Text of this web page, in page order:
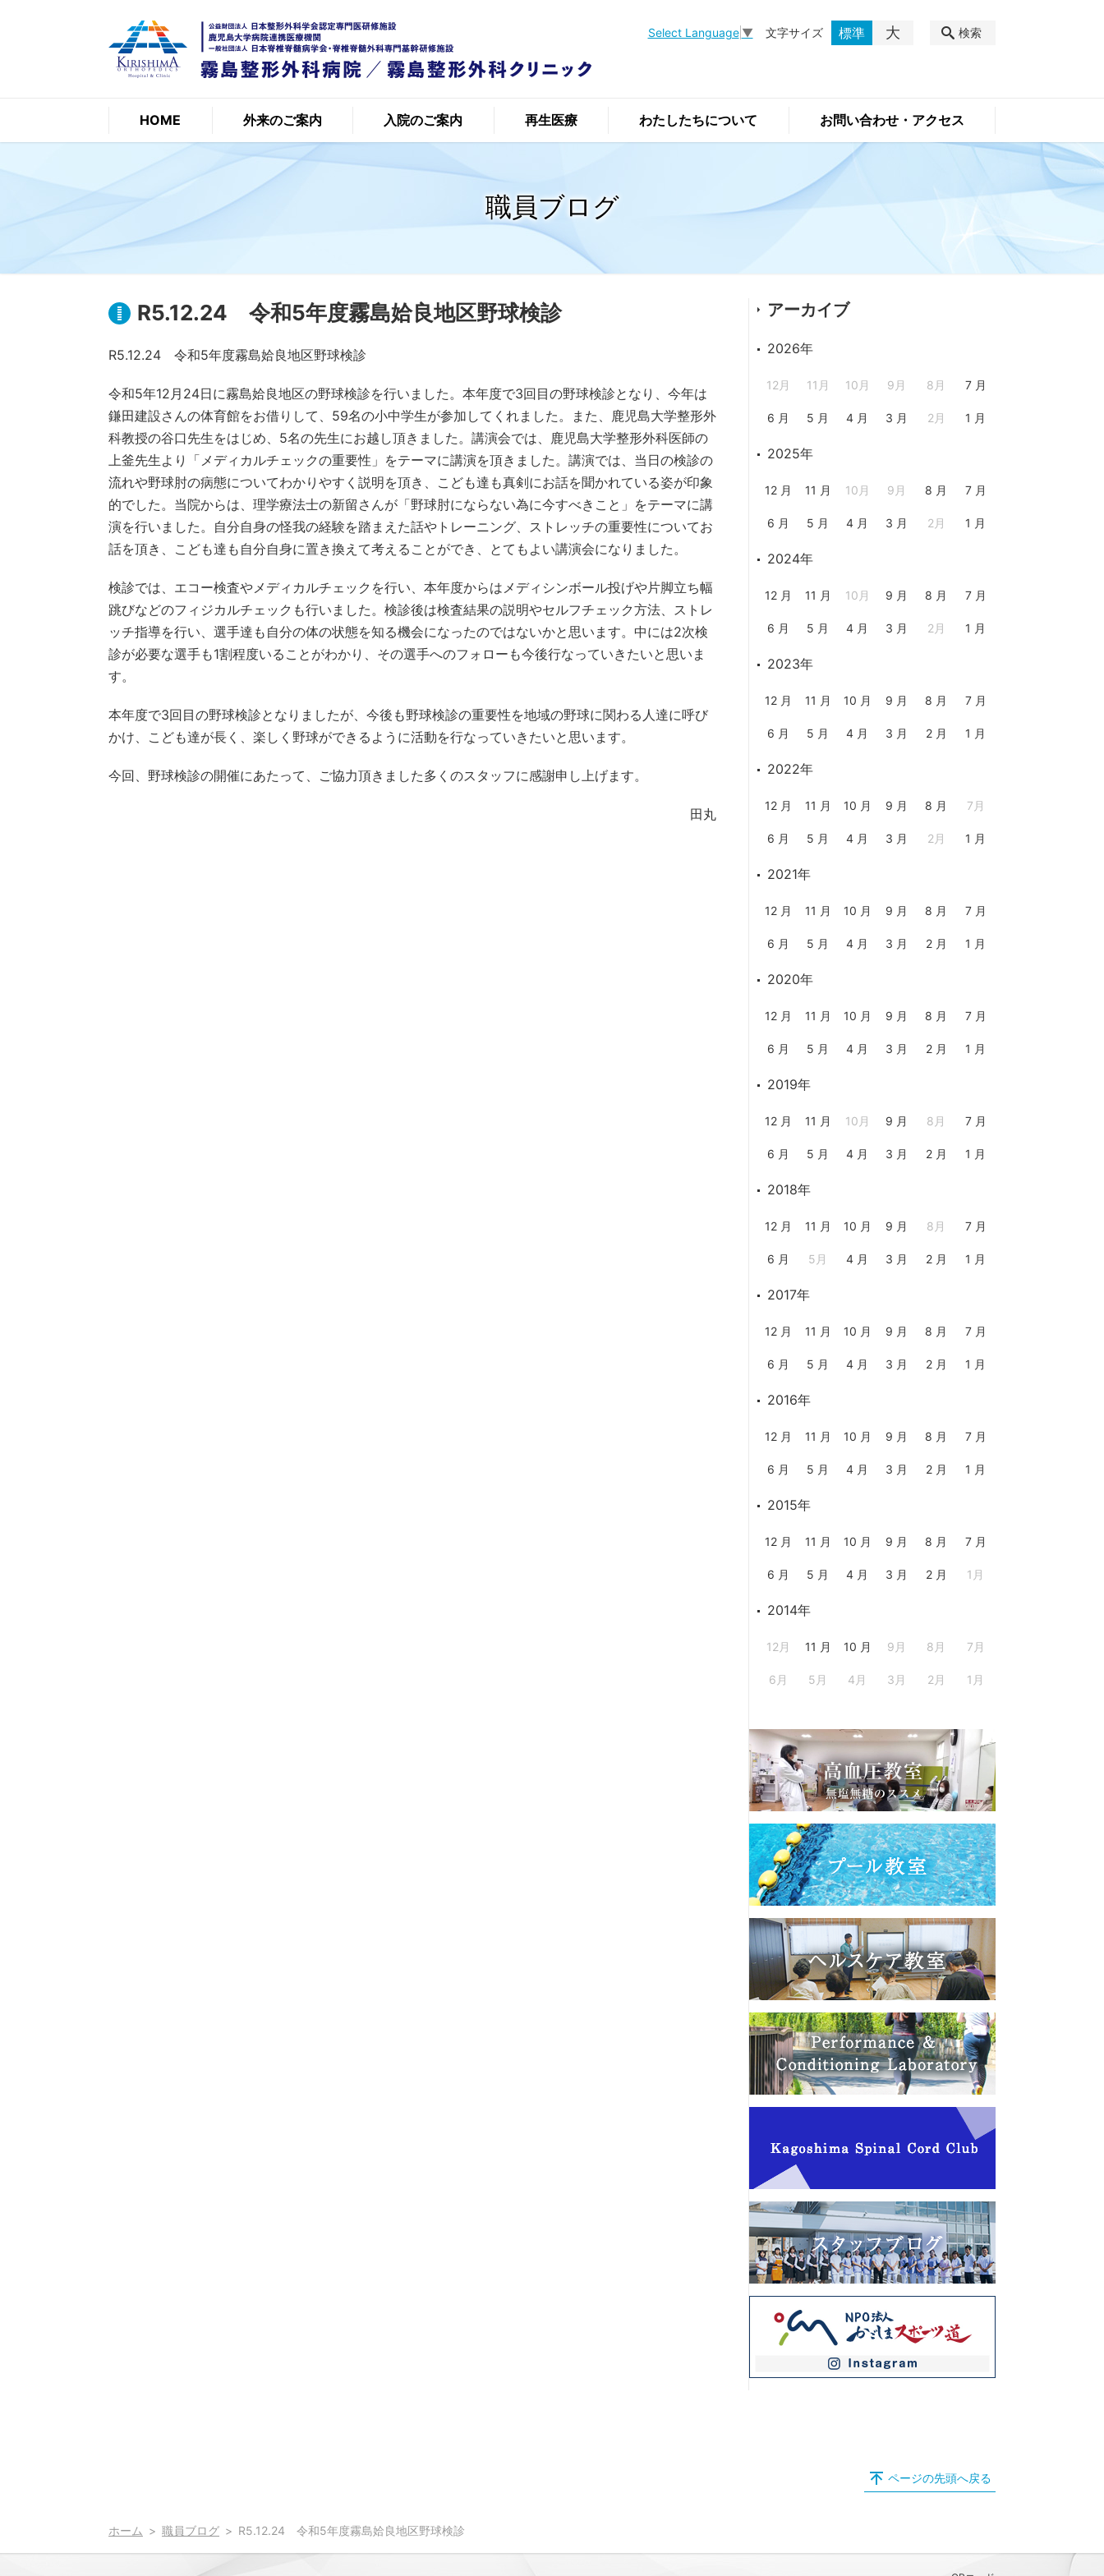
HOME 外来のご案内 入院のご案内 再生医療 わたしたちについて お問い合わせ・アクセス
Select Language ▼ 検索
文字サイズ 標準 大
職員ブログ
R5.12.24 令和5年度霧島姶良地区野球検診
R5.12.24 令和5年度霧島姶良地区野球検診
令和5年12月24日に霧島姶良地区の野球検診を行いました。本年度で3回目の野球検診となり、今年は
鎌田建設さんの体育館をお借りして、59名の小中学生が参加してくれました。また、鹿児島大学整形外
科教授の谷口先生をはじめ、5名の先生にお越し頂きました。講演会では、鹿児島大学整形外科医師の
上釜先生より「メディカルチェックの重要性」をテーマに講演を頂きました。講演では、当日の検診の
流れや野球肘の病態についてわかりやすく説明を頂き、こども達も真剣にお話を聞かれている姿が印象
的でした。当院からは、理学療法士の新留さんが「野球肘にならない為に今すべきこと」をテーマに講
演を行いました。自分自身の怪我の経験を踏まえた話やトレーニング、ストレッチの重要性についてお
話を頂き、こども達も自分自身に置き換えて考えることができ、とてもよい講演会になりました。
検診では、エコー検査やメディカルチェックを行い、本年度からはメディシンボール投げや片脚立ち幅
跳びなどのフィジカルチェックも行いました。検診後は検査結果の説明やセルフチェック方法、ストレ
ッチ指導を行い、選手達も自分の体の状態を知る機会になったのではないかと思います。中には2次検
診が必要な選手も1割程度いることがわかり、その選手へのフォローも今後行なっていきたいと思いま
す。
本年度で3回目の野球検診となりましたが、今後も野球検診の重要性を地域の野球に関わる人達に呼び
かけ、こども達が長く、楽しく野球ができるように活動を行なっていきたいと思います。
今回、野球検診の開催にあたって、ご協力頂きました多くのスタッフに感謝申し上げます。
田丸
アーカイブ
2026年
12月 11月 10月 9月 8月 7 月
6 月 5 月 4 月 3 月 2月 1 月
2025年
12 月 11 月 10月 9月 8 月 7 月
6 月 5 月 4 月 3 月 2月 1 月
2024年
12 月 11 月 10月 9 月 8 月 7 月
6 月 5 月 4 月 3 月 2月 1 月
2023年
12 月 11 月 10 月 9 月 8 月 7 月
6 月 5 月 4 月 3 月 2 月 1 月
2022年
12 月 11 月 10 月 9 月 8 月 7月
6 月 5 月 4 月 3 月 2月 1 月
2021年
12 月 11 月 10 月 9 月 8 月 7 月
6 月 5 月 4 月 3 月 2 月 1 月
2020年
12 月 11 月 10 月 9 月 8 月 7 月
6 月 5 月 4 月 3 月 2 月 1 月
2019年
12 月 11 月 10月 9 月 8月 7 月
6 月 5 月 4 月 3 月 2 月 1 月
2018年
12 月 11 月 10 月 9 月 8月 7 月
6 月 5月 4 月 3 月 2 月 1 月
2017年
12 月 11 月 10 月 9 月 8 月 7 月
6 月 5 月 4 月 3 月 2 月 1 月
2016年
12 月 11 月 10 月 9 月 8 月 7 月
6 月 5 月 4 月 3 月 2 月 1 月
2015年
12 月 11 月 10 月 9 月 8 月 7 月
6 月 5 月 4 月 3 月 2 月 1月
2014年
12月 11 月 10 月 9月 8月 7月
6月 5月 4月 3月 2月 1月
ページの先頭へ戻る
ホーム 職員ブログ R5.12.24 令和5年度霧島姶良地区野球検診